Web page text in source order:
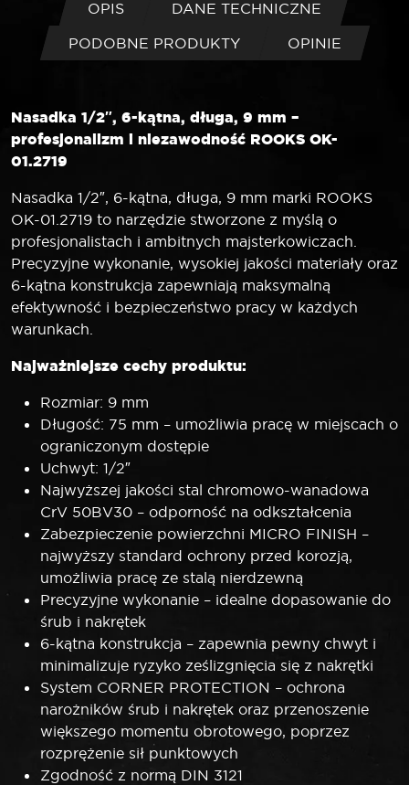
długa
mm
OPIS
DANE TECHNICZNE
PODOBNE PRODUKTY
OPINIE
Nasadka 1/2″, 6-kątna, długa, 9 mm –
profesjonalizm i niezawodność ROOKS OK-
01.2719
Nasadka 1/2″, 6-kątna, długa, 9 mm marki ROOKS
OK-01.2719 to narzędzie stworzone z myślą o
profesjonalistach i ambitnych majsterkowiczach.
Precyzyjne wykonanie, wysokiej jakości materiały oraz
6-kątna konstrukcja zapewniają maksymalną
efektywność i bezpieczeństwo pracy w każdych
warunkach.
Najważniejsze cechy produktu:
Rozmiar: 9 mm
Długość: 75 mm – umożliwia pracę w miejscach o
ograniczonym dostępie
Uchwyt: 1/2″
Najwyższej jakości stal chromowo-wanadowa
CrV 50BV30 – odporność na odkształcenia
Zabezpieczenie powierzchni MICRO FINISH –
najwyższy standard ochrony przed korozją,
umożliwia pracę ze stalą nierdzewną
Precyzyjne wykonanie – idealne dopasowanie do
śrub i nakrętek
6-kątna konstrukcja – zapewnia pewny chwyt i
minimalizuje ryzyko ześlizgnięcia się z nakrętki
System CORNER PROTECTION – ochrona
narożników śrub i nakrętek oraz przenoszenie
większego momentu obrotowego, poprzez
rozprężenie sił punktowych
Zgodność z normą DIN 3121